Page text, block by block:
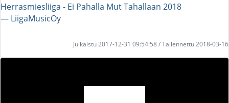
Herrasmiesliiga - Ei Pahalla Mut Tahallaan 2018
― LiigaMusicOy
Julkaistu 2017-12-31 09:54:58 / Tallennettu 2018-03-16